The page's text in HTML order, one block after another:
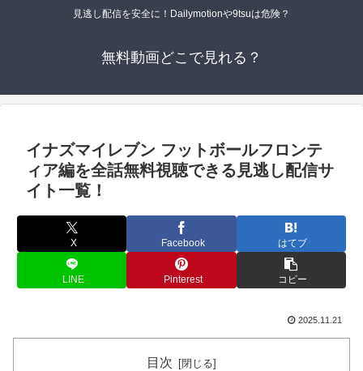
見逃し配信を安全に！Dailymotionや9tsuは危険？
無料動画どこで見れる？
イナズマイレブン フットボールフロンテ
ィア編を全話無料視聴できる見逃し配信サ
イト一覧！
X Facebook はてブ
LINE Pinterest コピー
2025.11.21
目次